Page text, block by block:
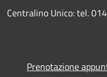
Centralino Unico: tel.
Prenotazione